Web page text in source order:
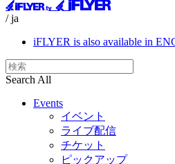
/ ja
iFLYER is also available in
Search All
Events
イベント
ライブ配信
チケット
ピックアップ